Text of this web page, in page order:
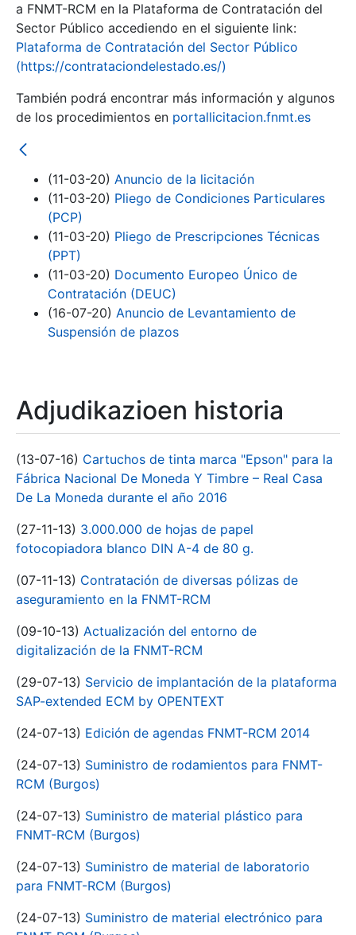
Erakutsi/Ezkutatu
a FNMT-RCM en la Plataforma de Contratación del
Sector Público accediendo en el siguiente link:
Plataforma de Contratación del Sector Público
(https://contrataciondelestado.es/)
También podrá encontrar más información y algunos
de los procedimientos en portallicitacion.fnmt.es
(11-03-20) Anuncio de la licitación
(11-03-20) Pliego de Condiciones Particulares
(PCP)
(11-03-20) Pliego de Prescripciones Técnicas
(PPT)
(11-03-20) Documento Europeo Único de
Contratación (DEUC)
(16-07-20) Anuncio de Levantamiento de
Suspensión de plazos
Adjudikazioen historia
(13-07-16) Cartuchos de tinta marca "Epson" para la
Fábrica Nacional De Moneda Y Timbre – Real Casa
De La Moneda durante el año 2016
(27-11-13) 3.000.000 de hojas de papel
fotocopiadora blanco DIN A-4 de 80 g.
(07-11-13) Contratación de diversas pólizas de
aseguramiento en la FNMT-RCM
(09-10-13) Actualización del entorno de
digitalización de la FNMT-RCM
(29-07-13) Servicio de implantación de la plataforma
SAP-extended ECM by OPENTEXT
(24-07-13) Edición de agendas FNMT-RCM 2014
(24-07-13) Suministro de rodamientos para FNMT-
RCM (Burgos)
(24-07-13) Suministro de material plástico para
FNMT-RCM (Burgos)
(24-07-13) Suministro de material de laboratorio
para FNMT-RCM (Burgos)
(24-07-13) Suministro de material electrónico para